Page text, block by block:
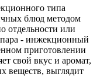
типа
блюд методом
отдельности или
- инжекционный
приготовлении
свой вкус и аромат,
веществ, выглядит